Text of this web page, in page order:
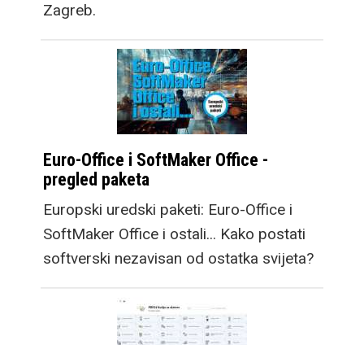
Zagreb.
Euro-Office i SoftMaker Office -
pregled paketa
Europski uredski paketi: Euro-Office i
SoftMaker Office i ostali... Kako postati
softverski nezavisan od ostatka svijeta?